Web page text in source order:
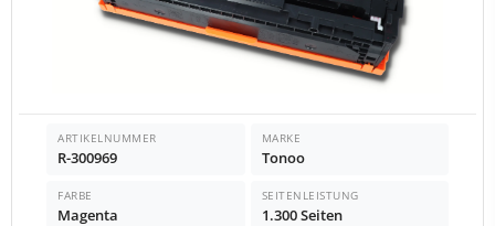
ARTIKELNUMMER
R-300969
MARKE
Tonoo
FARBE
Magenta
SEITENLEISTUNG
1.300 Seiten